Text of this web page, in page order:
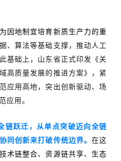
因地制宜培育新质生产力的重
、算法等基础支撑，推动人工
基础上，山东省正式印发《关
高质量发展的推进方案》，紧
应用高地，突出创新驱动、场
应用。
链跃迁，从单点突破迈向全链
同创新来打破传统边界。 在这
术链整合、资源链共享、生态